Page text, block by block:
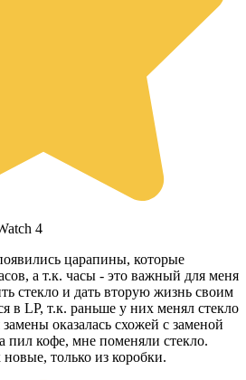
4
царапины, которые
а т.к. часы - это важный для меня
стекло и дать вторую жизнь своим
в LP, т.к. раньше у них менял стекло
оказалась схожей с заменой
пил кофе, мне поменяли стекло.
только из коробки.